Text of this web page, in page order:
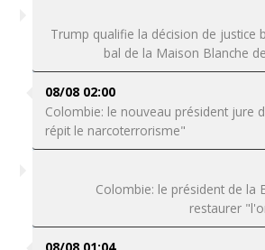
Trump qualifie la décision de justice
bal de la Maison Blanche
08/08 02:00
Colombie: le nouveau président jure
répit le narcoterrorisme"
Colombie: le président de la
restaurer